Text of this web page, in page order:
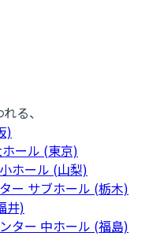
る、
)
ール (東京)
ホール (山梨)
ー サブホール (栃木)
井)
ター 中ホール (福島)